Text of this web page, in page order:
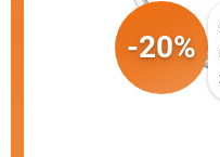
-20%